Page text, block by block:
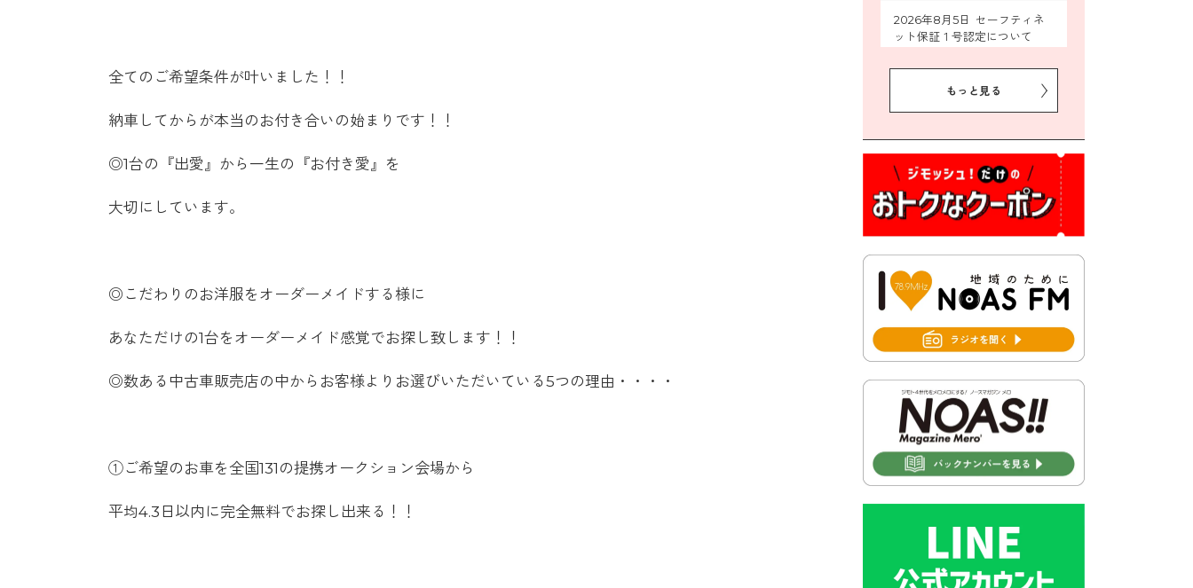
全てのご希望条件が叶いました！！
納車してからが本当のお付き合いの始まりです！！
◎1台の『出愛』から一生の『お付き愛』を
大切にしています。
◎こだわりのお洋服をオーダーメイドする様に
あなただけの1台をオーダーメイド感覚でお探し致します！！
◎数ある中古車販売店の中からお客様よりお選びいただいている5つの理由・・・・
①ご希望のお車を全国131の提携オークション会場から
平均4.3日以内に完全無料でお探し出来る！！
2026年8月5日 セーフティネ
ット保証１号認定について
2026年8月5日 豊前市プレミ
アム付き商品券事業に関する
2026年8月5日 豊前市クリー
2026年8月3日 千束地域づく
り協議会
集！
地震義援金の受付について
総合計画後期基本計画策定業
務委託に係る質問回答につい
て
2026年7月31日 市税等の納付
書が変わります！
中学校の進捗状況について
2026年7月30日 豊前市立学校
再編成準備協議会
もっと見る